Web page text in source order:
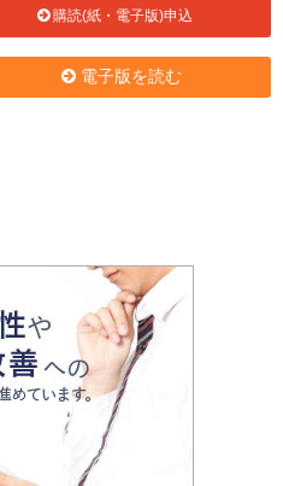
購読(紙・電子版)申込
電子版を読む